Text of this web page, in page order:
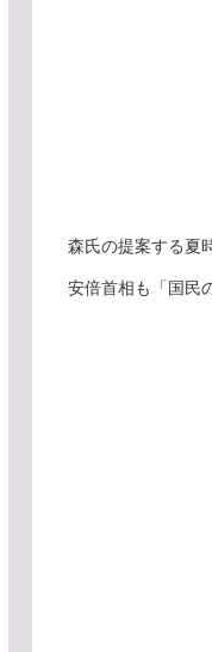
森氏の提案する夏
安倍首相も「国民